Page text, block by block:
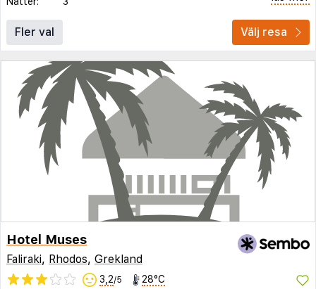
Fler val Välj resa
Hotel Muses
Faliraki, Rhodos, Grekland
3,2/5 28°C